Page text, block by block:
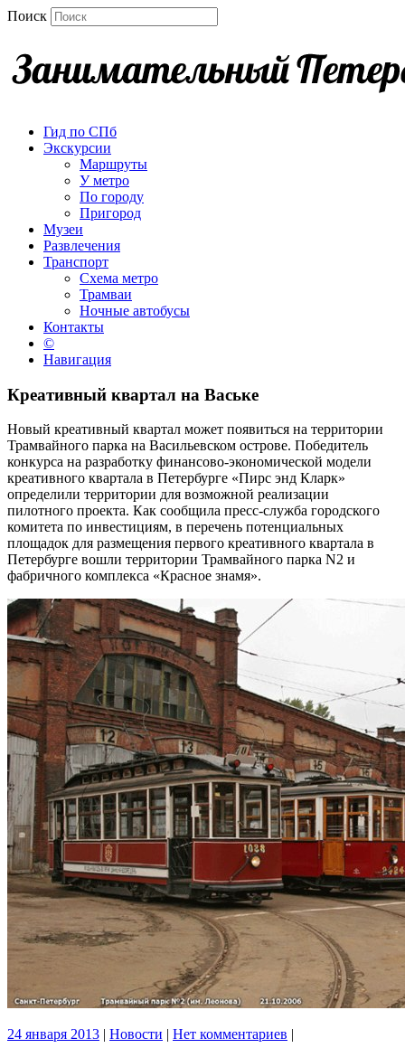
Поиск
Гид по СПб
Экскурсии
Маршруты
У метро
По городу
Пригород
Музеи
Развлечения
Транспорт
Схема метро
Трамваи
Ночные автобусы
Контакты
©
Навигация
Креативный квартал на Ваське
Новый креативный квартал может появиться на территории
Трамвайного парка на Васильевском острове. Победитель
конкурса на разработку финансово-экономической модели
креативного квартала в Петербурге «Пирс энд Кларк»
определили территории для возможной реализации
пилотного проекта. Как сообщила пресс-служба городского
комитета по инвестициям, в перечень потенциальных
площадок для размещения первого креативного квартала в
Петербурге вошли территории Трамвайного парка N2 и
фабричного комплекса «Красное знамя».
24 января 2013 | Новости | Нет комментариев |